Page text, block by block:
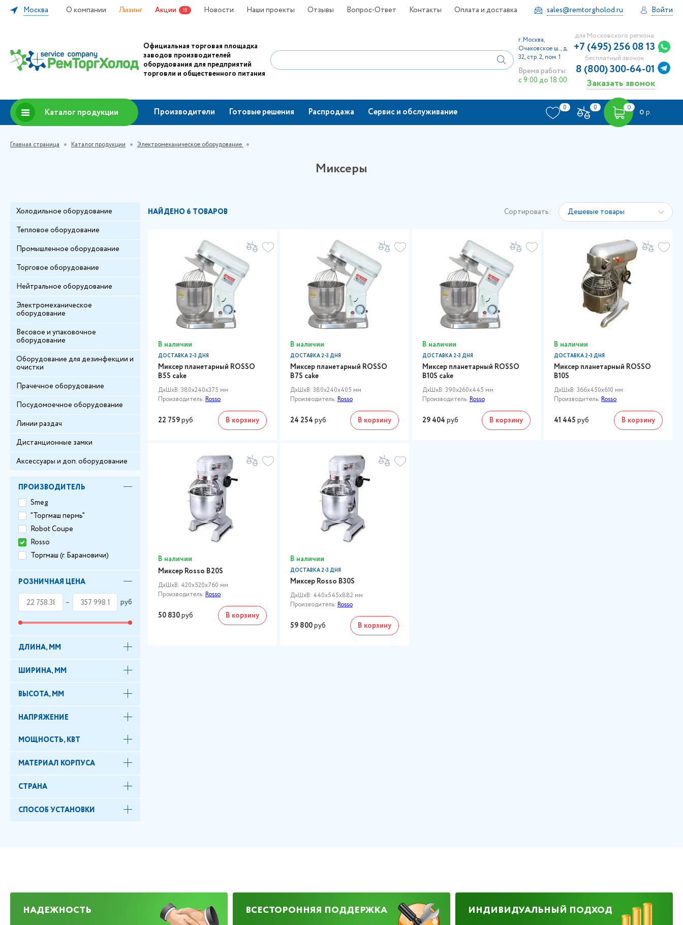
Москва О компании Лизинг Акции 18 Новости Наши проекты Отзывы Вопрос-Ответ Контакты Оплата и доставка sales@remtorgholod.ru Войти
Официальная торговая площадка
заводов производителей
оборудования для предприятий
торговли и общественного питания
г. Москва,
Очаковское ш., д.
32, стр. 2, пом. 1
Время работы:
с 9:00 до 18:00
для Московского региона
+7 (495) 256 08 13
бесплатный звонок
8 (800) 300-64-01
Заказать звонок
Каталог продукции Производители Готовые решения Распродажа Сервис и обслуживание 0 0 0
0 р.
Главная страница Каталог продукции Электромеханическое оборудование
Миксеры
Холодильное оборудование
Тепловое оборудование
Промышленное оборудование
Торговое оборудование
Нейтральное оборудование
Электромеханическое
оборудование
Весовое и упаковочное
оборудование
Оборудование для дезинфекции и
очистки
Прачечное оборудование
Посудомоечное оборудование
Линии раздач
Дистанционные замки
Аксессуары и доп. оборудование
ПРОИЗВОДИТЕЛЬ
Smeg
"Торгмаш пермь"
Robot Coupe
Rosso
Торгмаш (г. Барановичи)
РОЗНИЧНАЯ ЦЕНА
руб
ДЛИНА, ММ
ШИРИНА, ММ
ВЫСОТА, ММ
НАПРЯЖЕНИЕ
МОЩНОСТЬ, КВТ
МАТЕРИАЛ КОРПУСА
СТРАНА
СПОСОБ УСТАНОВКИ
НАЙДЕНО 6 ТОВАРОВ Сортировать: Дешевые товары
В наличии
ДОСТАВКА 2-3 ДНЯ
Миксер планетарный ROSSO
B5S cake
ДxШxВ: 380x240x375 мм
Производитель: Rosso
22 759руб В корзину
В наличии
ДОСТАВКА 2-3 ДНЯ
Миксер планетарный ROSSO
B7S cake
ДxШxВ: 380x240x405 мм
Производитель:Rosso
24 254 руб В корзину
В наличии
ДОСТАВКА 2-3 ДНЯ
Миксер планетарный ROSSO
B10S cake
ДxШxВ: 390x260x445 мм
Производитель:Rosso
29 404 руб В корзину
В наличии
ДОСТАВКА 2-3 ДНЯ
Миксер планетарный ROSSO
B10S
ДxШxВ: 366x450x610 мм
Производитель:Rosso
41 445 руб В корзину
В наличии
Миксер Rosso B20S
ДxШxВ: 420x520x760 мм
Производитель: Rosso
50 830руб В корзину
В наличии
ДОСТАВКА 2-3 ДНЯ
Миксер Rosso B30S
ДxШxВ: 440x545x882 мм
Производитель: Rosso
59 800руб В корзину
НАДЕЖНОСТЬ ВСЕСТОРОННЯЯ ПОДДЕРЖКА ИНДИВИДУАЛЬНЫЙ ПОДХОД